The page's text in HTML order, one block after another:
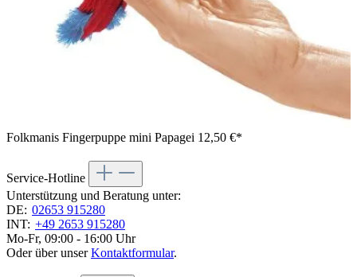
Folkmanis Fingerpuppe mini Papagei 12,50 €*
Service-Hotline
Unterstützung und Beratung unter:
DE: 02653 915280
INT: +49 2653 915280
Mo-Fr, 09:00 - 16:00 Uhr
Oder über unserKontaktformular.